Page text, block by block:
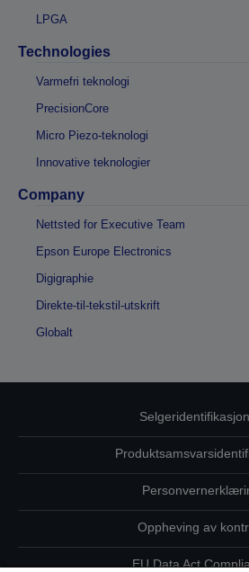
LPGA
Technologies
Varmefri teknologi
PrecisionCore
Micro Piezo-teknologi
Innovative teknologier
Company
Nettsted for Executive Team
Epson Europe Electronics
Digigraphie
Direkte-til-tekstil-utskrift
Globalt
Selgeridentifikasjon
Oppheving av
EU Data Act